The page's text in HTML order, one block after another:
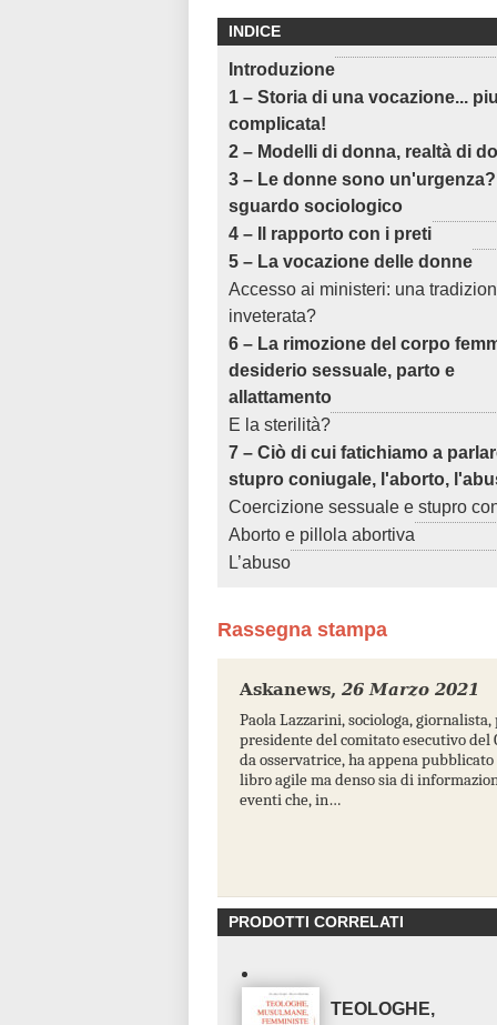
INDICE
Introduzione
1 – Storia di una vocazione...
complicata!
2 – Modelli di donna, realtà di
3 – Le donne sono
sguardo sociologico
4 – Il rapporto con i preti
5 – La vocazione delle donne
Accesso ai ministeri: una
inveterata?
6 – La rimozione del corpo
desiderio sessuale, parto e
allattamento
E la sterilità?
7 – Ciò di cui fatichiamo a
stupro coniugale, l'aborto,
Coercizione sessuale e stupro
Aborto e pillola abortiva
L’abuso
Rassegna stampa
Askanews, 26 Marzo 2021
Paola Lazzarini, sociologa,
presidente del comitato esecutivo del
da osservatrice, ha appena
libro agile ma denso sia di
eventi che, in…
PRODOTTI CORRELATI
TEOLOGHE,